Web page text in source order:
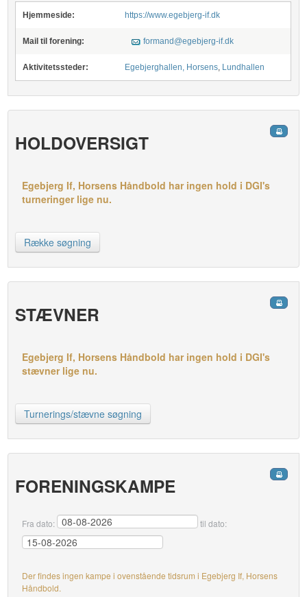
Hjemmeside: https://www.egebjerg-if.dk
Mail til forening: formand@egebjerg-if.dk
Aktivitetssteder: Egebjerghallen, Horsens, Lundhallen
HOLDOVERSIGT
Egebjerg If, Horsens Håndbold har ingen hold i DGI's
turneringer lige nu.
Række søgning
STÆVNER
Egebjerg If, Horsens Håndbold har ingen hold i DGI's
stævner lige nu.
Turnerings/stævne søgning
FORENINGSKAMPE
Fra dato: til dato:
Der findes ingen kampe i ovenstående tidsrum i Egebjerg If, Horsens
Håndbold.